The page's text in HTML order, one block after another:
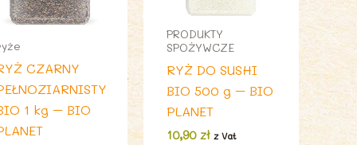
CZARNY
1 kg – BIO
PRODUKTY
SPOŻYWCZE
RYŻ DO SUSHI
BIO 500 g – BIO
PLANET
10,90zł z Vat